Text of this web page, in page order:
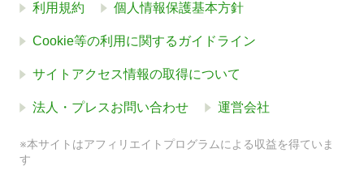
利用規約 個人情報保護基本方針
Cookie等の利用に関するガイドライン
サイトアクセス情報の取得について
法人・プレスお問い合わせ 運営会社
※本サイトはアフィリエイトプログラムによる収益を得ていま
す